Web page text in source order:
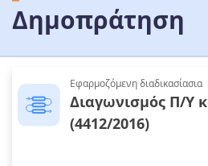
Δημοπράτηση
Εφαρμοζόμενη διαδικασίασια
Διαγωνισμός Π/Υ
(4412/2016)